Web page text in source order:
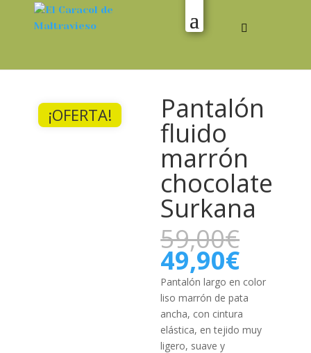
¡OFERTA! Pantalón
fluido
marrón
chocolate
Surkana
59,00€
era:
49,90€El
actual
es:
Pantalón largo en color
liso marrón de pata
ancha, con cintura
elástica, en tejido muy
ligero, suave y